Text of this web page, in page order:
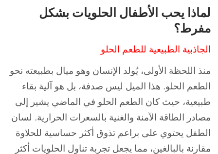
لماذا يحب الأطفال الحلويات بشكل
مفرط؟
الجاذبية الطبيعية للطعم الحلو
منذ اللحظة الأولى، يُولد الإنسان وهو ميال بطبيعته نحو
الطعم الحلو. هذا الميل ليس صدفة، بل هو آلية بقاء
طبيعية، حيث كان الطعم الحلو في الماضي يشير إلى
مصادر الطاقة الآمنة والغنية بالسعرات الحرارية. لسان
الطفل يحتوي على براعم تذوق أكثر حساسية للحلاوة
مقارنة بالبالغين، مما يجعل تجربة تناول الحلويات أكثر